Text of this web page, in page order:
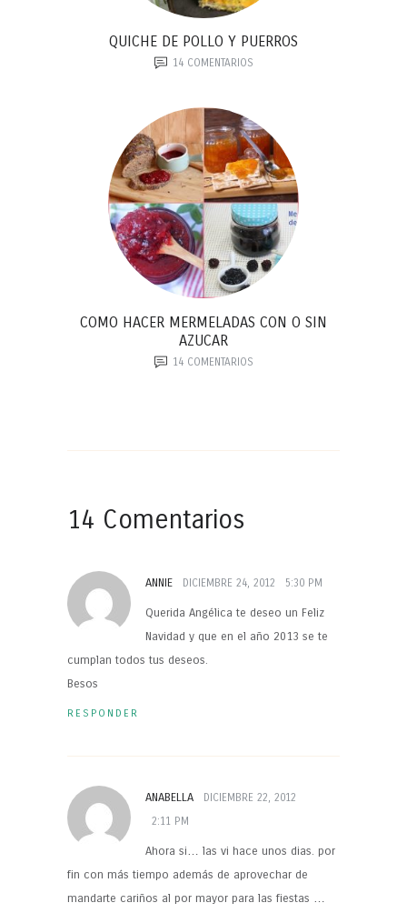
QUICHE DE POLLO Y PUERROS
14COMENTARIOS
COMO HACER MERMELADAS CON O SIN
AZUCAR
14COMENTARIOS
14 Comentarios
ANNIE DICIEMBRE 24, 2012 5:30 PM
Querida Angélica te deseo un Feliz
Navidad y que en el año 2013 se te
cumplan todos tus deseos.
Besos
RESPONDER
ANABELLA
DICIEMBRE 22, 2012
2:11 PM
Ahora si… las vi hace unos dias. por
fin con más tiempo además de aprovechar de
mandarte cariños al por mayor para las fiestas …